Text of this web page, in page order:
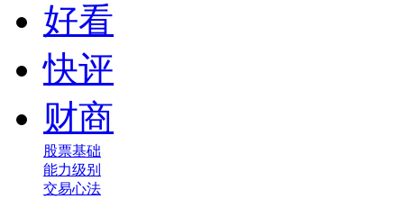
好看
快评
财商
股票基础
能力级别
交易心法